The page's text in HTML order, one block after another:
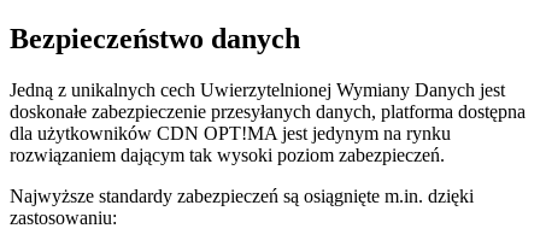
Bezpieczeństwo danych
Jedną z unikalnych cech Uwierzytelnionej Wymiany Danych jest
doskonałe zabezpieczenie przesyłanych danych, platforma dostępna
dla użytkowników CDN OPT!MA jest jedynym na rynku
rozwiązaniem dającym tak wysoki poziom zabezpieczeń.
Najwyższe standardy zabezpieczeń są osiągnięte m.in. dzięki
zastosowaniu: